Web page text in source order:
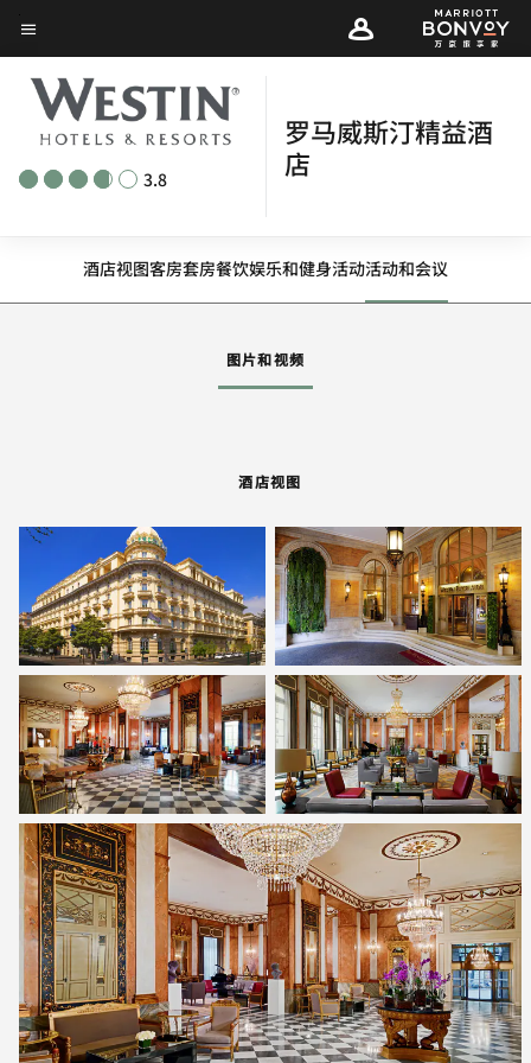
Skip
to
main
content
菜单文本
3.8
罗马威斯汀精益酒
店
酒店视图客房套房餐饮娱乐和健身活动活动和会议
图片和视频
酒店视图